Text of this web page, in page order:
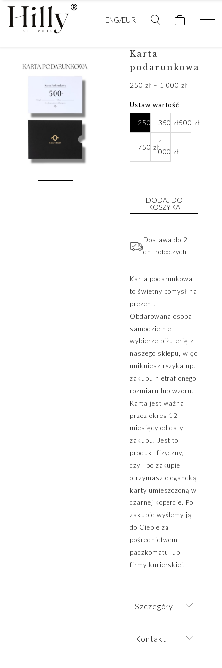
ENG/EUR
Karta
podarunkowa
250 zł – 1 000 złZakres
250 zł
do
Ustaw wartość
250 zł350zł500 zł
750 zł
1
000zł
DODAJ DO
KOSZYKA
Dostawa do 2
dni roboczych
Karta podarunkowa
to świetny pomysł na
prezent.
Obdarowana osoba
samodzielnie
wybierze biżuterię z
naszego sklepu, więc
unikniesz ryzyka np.
zakupu nietrafionego
rozmiaru lub wzoru.
Karta jest ważna
przez okres 12
miesięcy od daty
zakupu. Jest to
produkt fizyczny,
czyli po zakupie
otrzymasz elegancką
karty umieszczoną w
czarnej kopercie. Po
zakupie wyślemy ją
do Ciebie za
pośrednictwem
paczkomatu lub
firmy kurierskiej.
Szczegóły
umieszczony
Kontakt